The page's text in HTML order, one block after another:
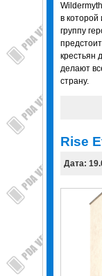
в которой
группу
крестьян
делают
страну.
Rise
Дата: